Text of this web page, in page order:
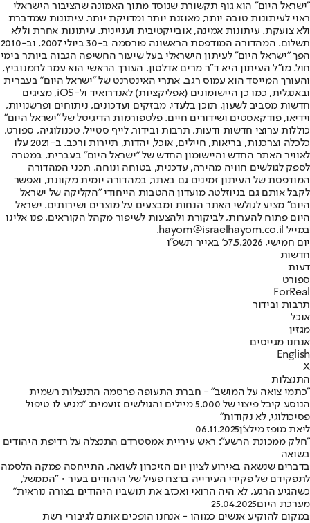
"ישראל היום" הוא גוף תקשורת שנוסד מתוך האמונה שהציבור הישראלי
ראוי לעיתונות טובה יותר, מאוזנת יותר ומדויקת יותר. עיתונות שמדברת
ולא צועקת. עיתונות אמינה, אובייקטיבית ועניינית. עיתונות אחרת וללא
תשלום. המהדורה המודפסת הראשונה פורסמה ב-30 ביולי 2007, וב-2010
הפך "ישראל היום" לעיתון הישראלי בעל שיעור החשיפה הגבוה ביותר בימי
חול. מו"ל העיתון היא ד"ר מרים אדלסון. העורך הראשי הוא עמר לחמנוביץ,
והעורך המייסד הוא עמוס רגב. אתרי האינטרנט של "ישראל היום" בעברית
ובאנגלית, כמו כן היישומונים (אפליקציות) לאנדרואיד ול-iOS, מציגים
חדשות מסביב לשעון, תוכן בלעדי, מבזקים ועדכונים, ניתוחים ופרשנויות,
וידיאו, פודקאסטים ושידורים חיים. פלטפורמות הדיגיטל של "ישראל היום"
כוללות ערוצי חדשות ודעות, תרבות ובידור, לייף סטייל, טכנולוגיה, ספורט,
כלכלה וצרכנות, בריאות, חיילים, אוכל, יהדות, תיירות ורכב. ב-2021 עלו
לאוויר האתר החדש והיישומון החדש של "ישראל היום" בעברית, במטרה
לספק לגולשים חוויה מהירה, עדכנית, בטוחה ונוחה. תכני המהדורה
המודפסת של העיתון זמינים גם באתר, במהדורה יומית מקוונת, ואפשר
לקבל אותם גם בניוזלטר. מועדון ההטבות הייחודי "הקליקה של ישראל
היום" מציע לגולשי האתר הנחות ומבצעים על מוצרים ושירותים. ישראל
היום פתוח להערות, לביקורת ולהצעות לשיפור מקהל הקוראים. פנו אלינו
במייל hayom@israelhayom.co.il.
יום חמישי, 7.5.2026
כ' באייר תשפ"ו
חדשות
דעות
ספורט
ForReal
תרבות ובידור
אוכל
מגזין
אנחנו מגייסים
English
X
התנצלות
"כתמי צואה על המושב" - חברת התעופה פרסמה התנצלות רשמית
הנוסע קיבל פיצוי של 5,000 מיילים והגולשים זועמים: "מגיע לו טיפול
פסיכולוגי, לא נקודות"
ליאת מופז מילצ'ן06.11.2025
"חלק ממכונת הרשע": ראש עיריית אמסטרדם התנצלה על רדיפת היהודים
בשואה
בדברים שנשאה באירוע לציון יום הזיכרון לשואה, התייחסה פמקה הלסמה
לתפקידם של פקידי העירייה ברצח פעיל של היהודים בעיר • "הממשל,
כשהגיע הרגע, לא היה הרואי ואכזב את תושביו היהודים בצורה נוראית"
מערכת היום25.04.2025
במקום להוקיע אנשים כמוהו - אנחנו הופכים אותם לגיבורי רשת